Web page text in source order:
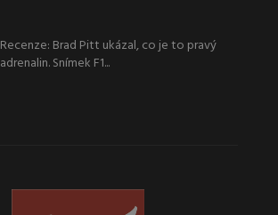
Recenze: Brad Pitt ukázal, co je to pravý
adrenalin. Snímek F1...